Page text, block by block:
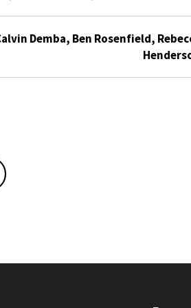
Demba, Ben Rosenfield,